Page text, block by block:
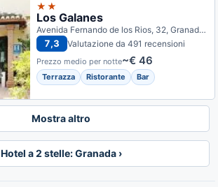
★★
Los Galanes
Avenida Fernando de los Rios, 32, Granada, Spagna
7,3 Valutazione da 491 recensioni
Prezzo medio per notte~€ 46
Terrazza Ristorante Bar
Mostra altro
Hotel a 2 stelle: Granada ›